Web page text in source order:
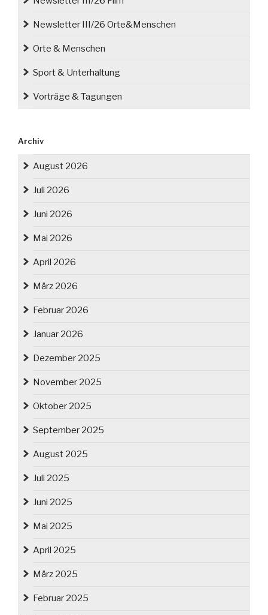
Newsletter III/26 Orte&Menschen
Orte & Menschen
Sport & Unterhaltung
Vorträge & Tagungen
Archiv
August 2026
Juli 2026
Juni 2026
Mai 2026
April 2026
März 2026
Februar 2026
Januar 2026
Dezember 2025
November 2025
Oktober 2025
September 2025
August 2025
Juli 2025
Juni 2025
Mai 2025
April 2025
März 2025
Februar 2025